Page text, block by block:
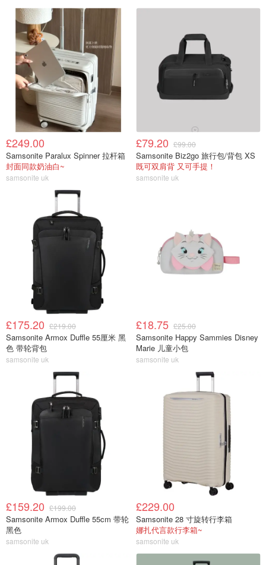
£249.00
Samsonite Paralux Spinner 拉杆箱
封面同款奶油白~
samsonite uk
£79.20 £99.00
Samsonite Biz2go 旅行包/背包 XS
既可双肩背 又可手提！
samsonite uk
£175.20 £219.00
Samsonite Armox Duffle 55厘米 黑
色 带轮背包
samsonite uk
£18.75 £25.00
Samsonite Happy Sammies Disney
Marie 儿童小包
samsonite uk
£159.20 £199.00
Samsonite Armox Duffle 55cm 带轮
黑色
samsonite uk
£229.00
Samsonite 28 寸旋转行李箱
娜扎代言款行李箱~
samsonite uk